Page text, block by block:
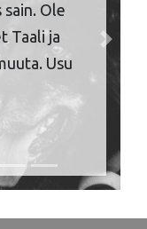
sain. Ole
Taali ja
Usu
Next